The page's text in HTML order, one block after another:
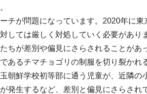
チが問題になっています。2020年に
しては厳しく対処していく必要があ
ちが差別や偏見にさらされることがあ
あるチマチョゴリの制服を切り裂か
朝鮮学校初等部に通う児童が、近隣
発生するなど、差別と偏見にさらさ